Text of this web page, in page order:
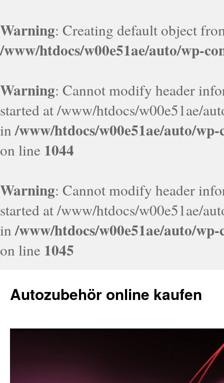
Warning: Creating default object
/www/htdocs/w00e51ae/auto/wp-
Warning: Cannot modify header
started at /www/htdocs/w00e51ae/
in/www/htdocs/w00e51ae/auto/
on line 1044
Warning: Cannot modify header
started at /www/htdocs/w00e51ae/
in/www/htdocs/w00e51ae/auto/
on line 1045
Autozubehör online kaufen